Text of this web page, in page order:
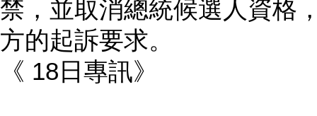
禁，並取消總統候選人資格
方的起訴要求。
《 18日專訊》